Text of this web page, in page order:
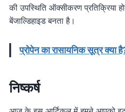
की उपस्थिति ऑक्सीकरण प्रतिक्रिया
बेंजाल्डिहाइड बनता है।
प्रोपेन का रासायनिक सूत्र क्या
निष्कर्ष